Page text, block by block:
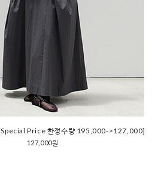
Price 한정수량 195,000->127,000]
127,000원